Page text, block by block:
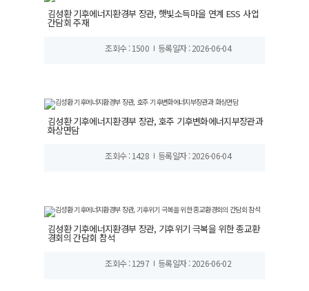
김성환 기후에너지환경부 장관, 햇빛소득마을 연계 ESS 사업
간담회 주재
조회수 : 1500 등록일자 : 2026-06-04
김성환 기후에너지환경부 장관, 호주 기후변화에너지부장관과
화상면담
조회수 : 1428 등록일자 : 2026-06-04
김성환 기후에너지환경부 장관, 기후위기 극복을 위한 종교환
경회의 간담회 참석
조회수 : 1297 등록일자 : 2026-06-02